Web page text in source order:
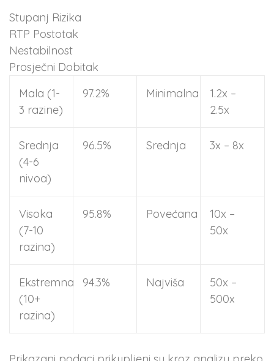
Stupanj Rizika
RTP Postotak
Nestabilnost
Prosječni Dobitak
Mala (1-
3 razine)
97.2% Minimalna
1.2x –
2.5x
Srednja
(4-6
nivoa)
96.5% Srednja 3x – 8x
Visoka
(7-10
razina)
95.8% Povećana
10x –
50x
Ekstremna
(10+
razina)
94.3% Najviša
50x –
500x